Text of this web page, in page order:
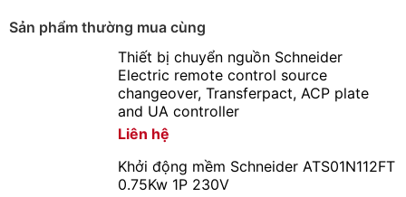
Sản phẩm thường mua cùng
Thiết bị chuyển nguồn Schneider
Electric remote control source
changeover, Transferpact, ACP plate
and UA controller
Liên hệ
Khởi động mềm Schneider ATS01N112FT
0.75Kw 1P 230V